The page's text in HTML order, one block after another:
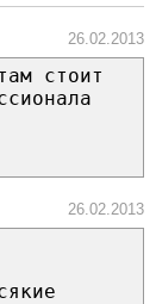
26.02.2013
стоит
26.02.2013